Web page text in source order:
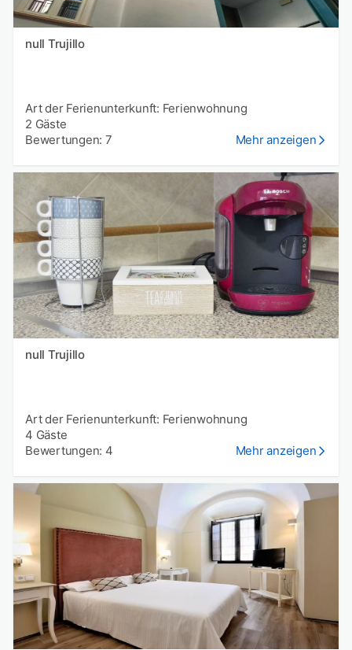
null Trujillo
Art der Ferienunterkunft: Ferienwohnung
2 Gäste
Bewertungen: 7
Mehr anzeigen
null Trujillo
Art der Ferienunterkunft: Ferienwohnung
4 Gäste
Bewertungen: 4
Mehr anzeigen